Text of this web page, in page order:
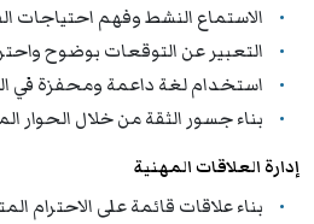
الاستماع النشط وفهم احتياجات
التعبير عن التوقعات بوضوح
استخدام لغة داعمة ومحفزة في
بناء جسور الثقة من خلال الحوار
إدارة العلاقات المهنية
بناء علاقات قائمة على الاحترام